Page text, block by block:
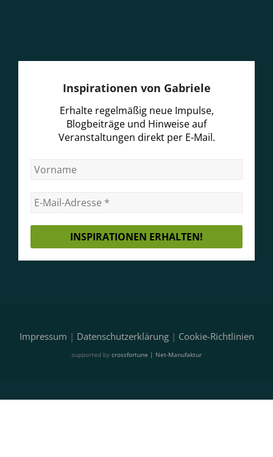
Inspirationen von Gabriele
Erhalte regelmäßig neue Impulse,
Blogbeiträge und Hinweise auf
Veranstaltungen direkt per E-Mail.
Impressum | Datenschutzerklärung| Cookie-Richtlinien
supported by crossfortune | Net-Manufaktur